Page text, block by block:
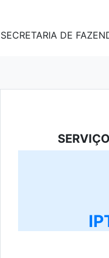
SECRETARIA DE